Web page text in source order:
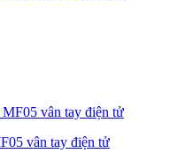
vân tay điện tử